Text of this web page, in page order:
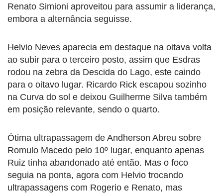
Renato Simioni aproveitou para assumir a liderança,
embora a alternância seguisse.
Helvio Neves aparecia em destaque na oitava volta
ao subir para o terceiro posto, assim que Esdras
rodou na zebra da Descida do Lago, este caindo
para o oitavo lugar. Ricardo Rick escapou sozinho
na Curva do sol e deixou Guilherme Silva também
em posição relevante, sendo o quarto.
Ótima ultrapassagem de Andherson Abreu sobre
Romulo Macedo pelo 10º lugar, enquanto apenas
Ruiz tinha abandonado até então. Mas o foco
seguia na ponta, agora com Helvio trocando
ultrapassagens com Rogerio e Renato, mas